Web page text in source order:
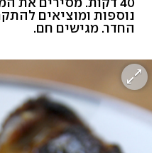
נוספות ומוציאים
החדר. מגישים חם.